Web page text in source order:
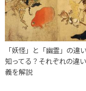
「妖怪」と「幽霊」の違
知ってる？それぞれの違
義を解説